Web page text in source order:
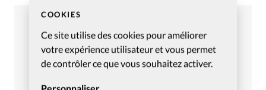
COOKIES
Ce site utilise des cookies pour améliorer
votre expérience utilisateur et vous permet
de contrôler ce que vous souhaitez activer.